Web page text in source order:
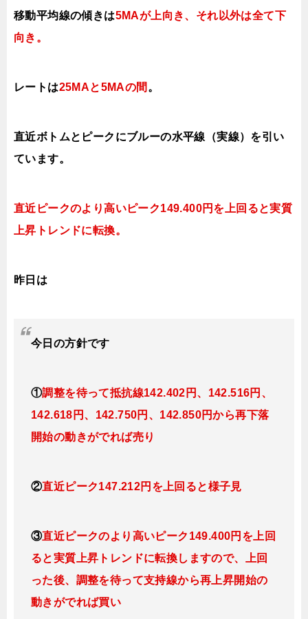
移動平均線の傾きは5MAが上向き、それ以外は全て下
向き 。
レートは25MAと5MAの間 。
直近ボトムとピークにブルーの水平線（実線）を引い
ています。
直近ピークのより高いピーク149.400円を上回ると実質
上昇トレンドに転換。
昨日は
今日 の方針です
①調整を待って抵抗線142.402 円、142.516円 、
142.618円、142.750円、142.850円から再下落
開始の動きがでれば売り
②直近ピーク147.212円を上回ると様子見
③直近ピークのより高いピーク149.400円を上回
ると実質上昇トレンドに転換しますので、上回
った後、調整を待って支持線から再上昇開始の
動きがでれば買い